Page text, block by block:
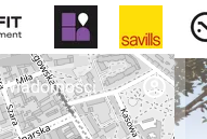
Wiadomości